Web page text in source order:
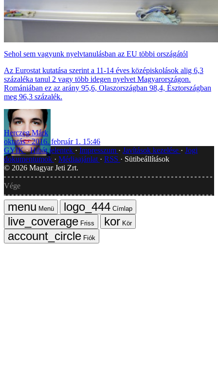
Sehol sem vagyunk nyelvtanulásban az EU többi országától
Az Eurostat kutatása szerint a 11-14 éves középiskolások alig 6,3
százaléka tanul 2 vagy több idegen nyelvet Magyarországon.
Romániában ez az arány 95,6, Olaszországban 98,4, Észtországban
meg 96,3 százalék.
Herczeg Márk
oktatás
2016. február 1. 15:46
GYIK Hibát jelentek Impresszum Javítások kezelése
Jogi
dokumentumok
Médiaajánlat RSS
Sütibeállítások
© 2026 Magyar Jeti Zrt.
Vége
Menü
Címlap
Friss
Kör
Fiók